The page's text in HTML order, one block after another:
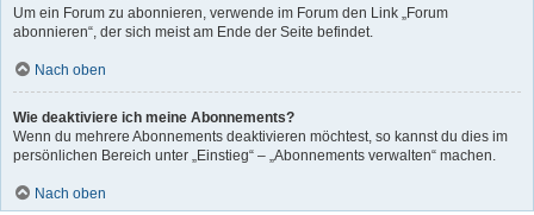
Um ein Forum zu abonnieren, verwende im Forum den Link „Forum
abonnieren“, der sich meist am Ende der Seite befindet.
Nach oben
Wie deaktiviere ich meine Abonnements?
Wenn du mehrere Abonnements deaktivieren möchtest, so kannst du dies im
persönlichen Bereich unter „Einstieg“ – „Abonnements verwalten“ machen.
Nach oben